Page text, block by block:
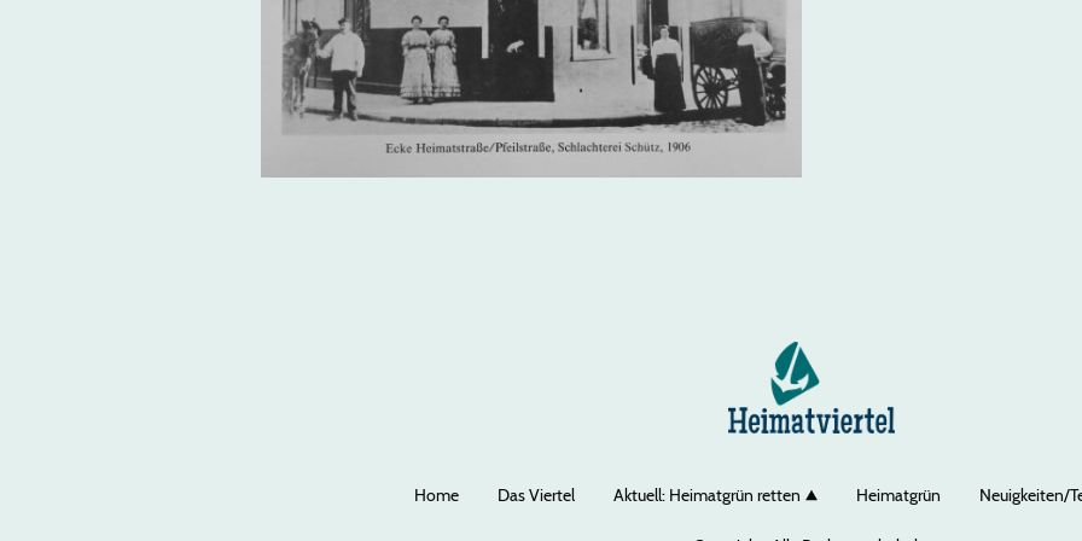
Home Das Viertel Aktuell: Heimatgrün retten Heimatgrün Neuigkeiten/